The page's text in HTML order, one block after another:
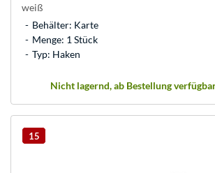
weiß
Behälter: Karte
Menge: 1 Stück
Typ: Haken
Nicht lagernd, ab Bestellung
15